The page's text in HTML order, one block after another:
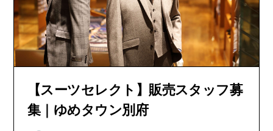
【スーツセレクト】販売スタッフ募
集｜ゆめタウン別府